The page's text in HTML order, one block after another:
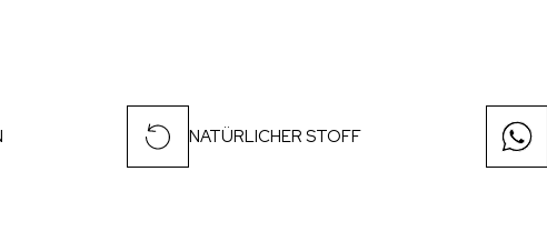
NATÜRLICHER STOFF